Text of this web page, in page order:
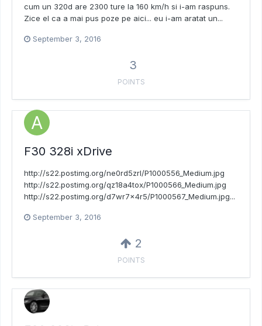
cum un 320d are 2300 ture la 160 km/h si i-am raspuns.
Zice el ca a mai pus poze pe aici... eu i-am aratat un...
September 3, 2016
3
POINTS
F30 328i xDrive
http://s22.postimg.org/ne0rd5zrl/P1000556_Medium.jpg
http://s22.postimg.org/qz18a4tox/P1000566_Medium.jpg
http://s22.postimg.org/d7wr7x4r5/P1000567_Medium.jpg...
September 3, 2016
2
POINTS